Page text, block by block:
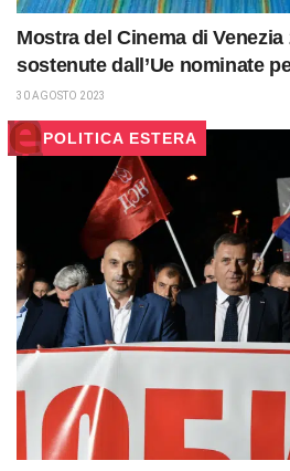
Mostra del Cinema di
sostenute dall’Ue nominate
30 AGOSTO 2023
POLITICA ESTERA